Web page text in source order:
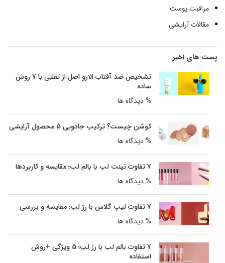
مراقبت پوست
مقالات آرایشی
پست های اخیر
تشخیص ضد آفتاب الارو اصل از تقلبی با 7 روش
ساده
% دیدگاه ها
کوشن چیست؟ ترکیب جادویی 5 محصول آرایشی
% دیدگاه ها
7 تفاوت تینت لب با بالم لب؛ مقایسه و کاربردها
% دیدگاه ها
7 تفاوت لیپ گلاس با رژ لب؛ مقایسه و بررسی
% دیدگاه ها
7 تفاوت بالم لب با رژ لب؛ 5 ویژگی +روش
استفاده